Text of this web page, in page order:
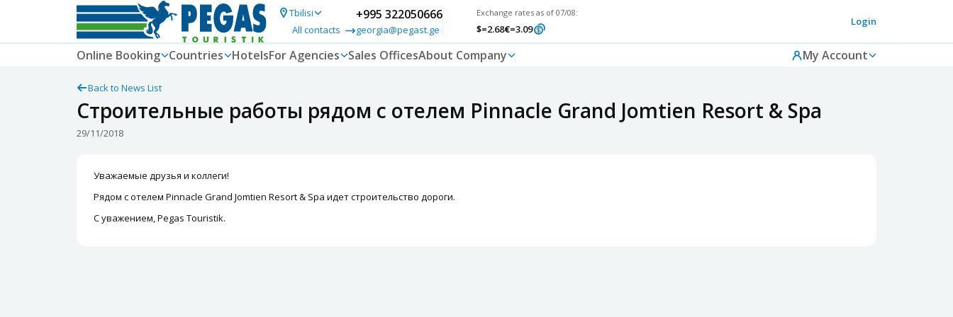
Tbilisi
All contacts
+995 322050666
georgia@pegast.ge
Exchange rates as of 07/08:
$=2.68€=3.09
Login
Online Booking Countries HotelsFor Agencies Sales OfficesAbout Company My Account
Back to News List
Строительные работы рядом с отелем Pinnacle Grand Jomtien Resort & Spa
29/11/2018
Уважаемые друзья и коллеги!
Рядом с отелем Pinnacle Grand Jomtien Resort & Spa идет строительство дороги.
С уважением, Pegas Touristik.